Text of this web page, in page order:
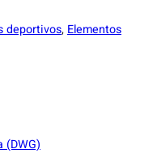
deportivos, Elementos
(DWG)